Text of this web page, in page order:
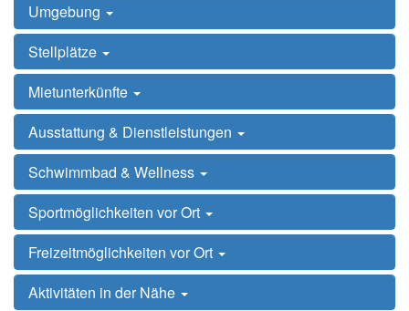
Umgebung
Stellplätze
Mietunterkünfte
Ausstattung & Dienstleistungen
Schwimmbad & Wellness
Sportmöglichkeiten vor Ort
Freizeitmöglichkeiten vor Ort
Aktivitäten in der Nähe